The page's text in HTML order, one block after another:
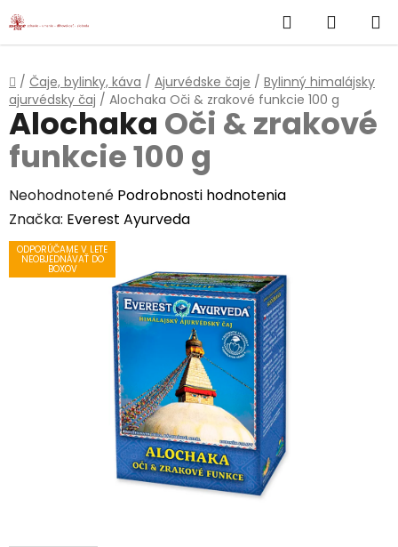
Prejsť
na
Hľadať
KOŠÍK
Domov
/ Čaje, bylinky, káva / Ajurvédske čaje / Bylinný himalájsky
ajurvédsky čaj / Alochaka Oči & zrakové funkcie 100 g
Alochaka Oči & zrakové
funkcie 100 g
Priemerné
hodnotenie
produktu
Neohodnotené Podrobnosti hodnotenia
Značka: Everest Ayurveda
ODPORÚČAME V LETE
NEOBJEDNÁVAŤ DO
BOXOV